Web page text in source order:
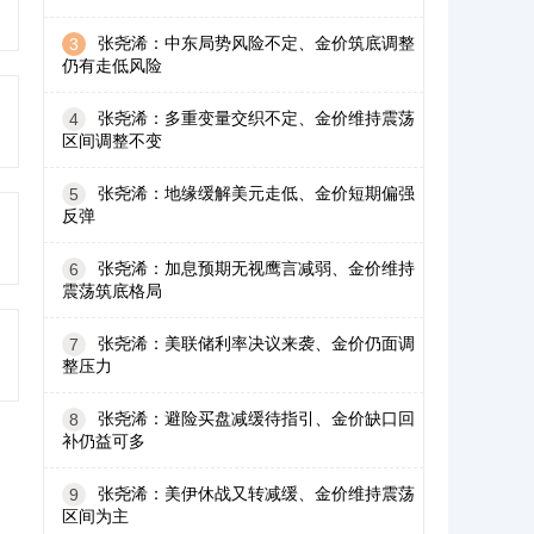
3
张尧浠：中东局势风险不定、金价筑底调整
仍有走低风险
4
张尧浠：多重变量交织不定、金价维持震荡
区间调整不变
5
张尧浠：地缘缓解美元走低、金价短期偏强
反弹
6
张尧浠：加息预期无视鹰言减弱、金价维持
震荡筑底格局
7
张尧浠：美联储利率决议来袭、金价仍面调
整压力
8
张尧浠：避险买盘减缓待指引、金价缺口回
补仍益可多
9
张尧浠：美伊休战又转减缓、金价维持震荡
区间为主